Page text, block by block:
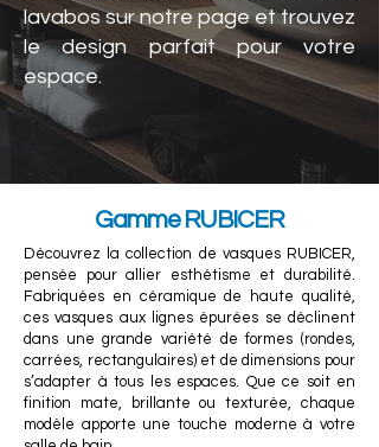
lavabos sur notre page et trouvez
le design parfait pour votre
espace.
Gamme RUBICER
Découvrez la collection de vasques RUBICER,
pensée pour allier esthétisme et durabilité.
Fabriquées en céramique de haute qualité,
ces vasques aux lignes épurées se déclinent
dans une grande variété de formes (rondes,
carrées, rectangulaires) et de dimensions pour
s’adapter à tous les espaces. Que ce soit en
finition mate, brillante ou texturée, chaque
modèle apporte une touche moderne à votre